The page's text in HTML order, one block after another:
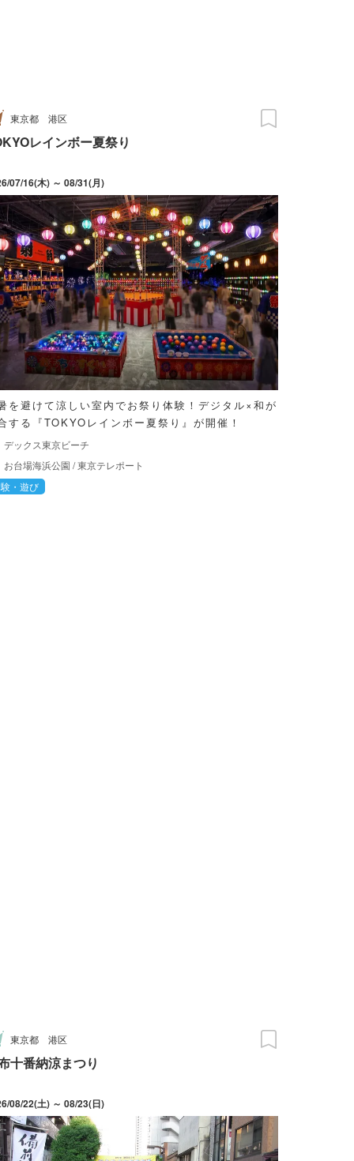
東京都 港区
レインボー夏祭り
07/16(木) ～ 08/31(月)
を避けて涼しい室内でお祭り体験！デジタル×和が
する『TOKYOレインボー夏祭り』が開催！
デックス東京ビーチ
お台場海浜公園 /東京テレポート
・遊び
東京都 港区
十番納涼まつり
08/22(土) ～ 08/23(日)